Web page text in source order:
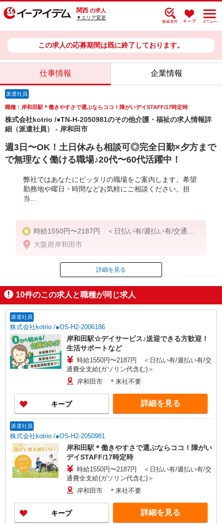
関西 の求人
▼エリア変更
この求人の応募期間は既に終了しております。
仕事情報 企業情報
派遣社員
職種：岸和田駅＊働きやすさで選ぶならココ！障がいデイSTAFF/17時定時
株式会社kotrio /●TN-H-2050981のその他介護・福祉の求人情報詳
細（派遣社員） - 岸和田市
週3日〜OK！土日休みも相談可◎完全日勤×夕方まで
で無理なく働ける職場♪20代〜60代活躍中！
弊社ではあなたにピッタリの職場をご案内します。希望
勤務地や曜日・時間などお気軽にご相談ください。担
当...
時給1550円〜2187円 ＜日払い有/週払い有/交通費
全支給(ガソリン代含む)＞
大阪府岸和田市
ID：AE0708991036
掲載期間終了
詳細を見る
10件のこの求人と職種が同じ求人
派遣社員
株式会社kotrio /●OS-H2-2006186
岸和田駅☆デイサービス♪送迎できる方歓迎！
生活サポートなど
時給1550円〜2187円 ＜日払い有/週払い有/交
通費全支給(ガソリン代含む)＞
岸和田市 ＊来社不要
キープ 詳細を見る
派遣社員
株式会社kotrio /●OS-H2-2050981
岸和田駅＊働きやすさで選ぶならココ！障がい
デイSTAFF/17時定時
時給1550円〜2187円 ＜日払い有/週払い有/交
通費全支給(ガソリン代含む)＞
岸和田市 ＊来社不要
キープ 詳細を見る